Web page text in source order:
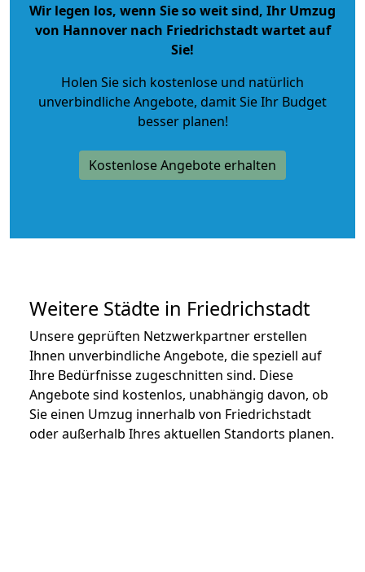
Wir legen los, wenn Sie so weit sind, Ihr Umzug
von Hannover nach Friedrichstadt wartet auf
Sie!
Holen Sie sich kostenlose und natürlich
unverbindliche Angebote, damit Sie Ihr Budget
besser planen!
Kostenlose Angebote erhalten
Weitere Städte in Friedrichstadt
Unsere geprüften Netzwerkpartner erstellen
Ihnen unverbindliche Angebote, die speziell auf
Ihre Bedürfnisse zugeschnitten sind. Diese
Angebote sind kostenlos, unabhängig davon, ob
Sie einen Umzug innerhalb von Friedrichstadt
oder außerhalb Ihres aktuellen Standorts planen.